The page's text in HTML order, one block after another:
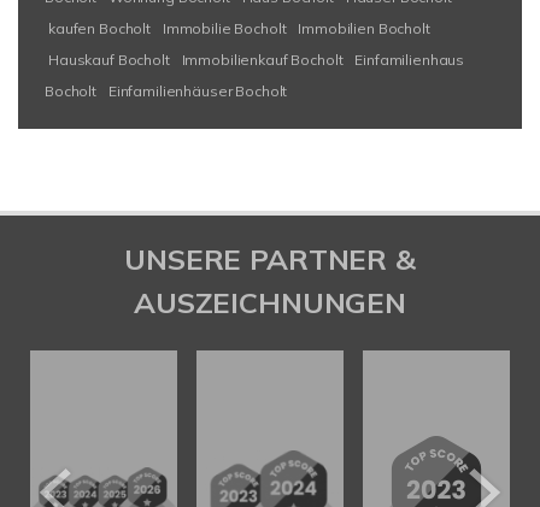
kaufen Bocholt
Immobilie Bocholt
Immobilien Bocholt
Hauskauf Bocholt
Immobilienkauf Bocholt
Einfamilienhaus
Bocholt
Einfamilienhäuser Bocholt
UNSERE PARTNER &
AUSZEICHNUNGEN